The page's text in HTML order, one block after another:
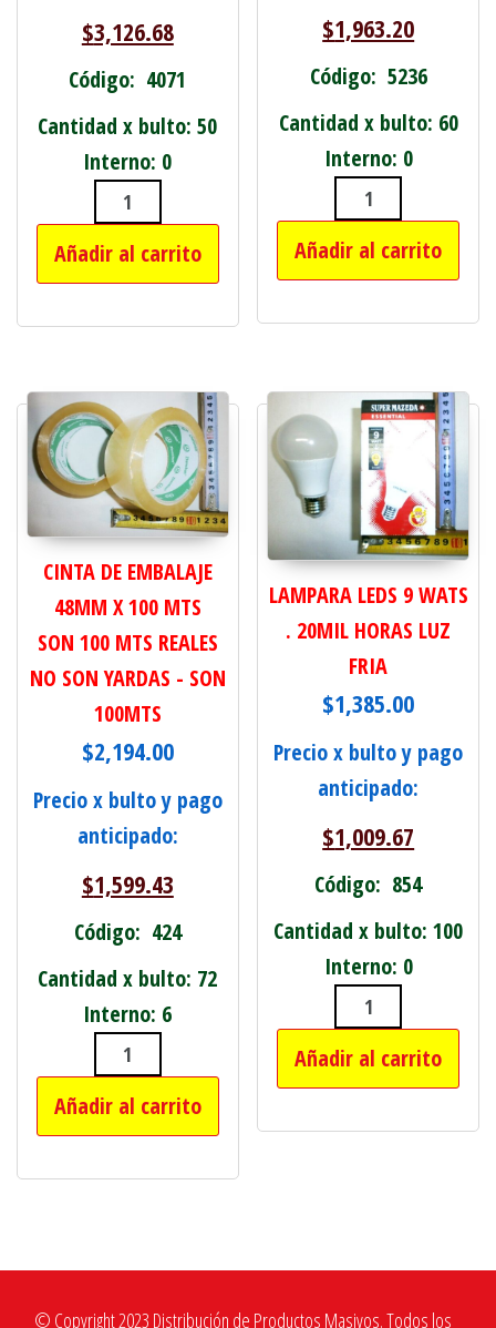
$3,126.68
Código: 4071
Cantidad x bulto: 50
Interno: 0
CUCHILLA ACERO P/ MAQUINA
Añadir al carrito
$1,963.20
Código: 5236
Cantidad x bulto: 60
Interno: 0
CEPILLO
Añadir al carrito
CINTA DE EMBALAJE
48MM X 100 MTS
SON 100 MTS REALES
NO SON YARDAS - SON
100MTS
$2,194.00
Precio x bulto y pago
anticipado:
$1,599.43
Código: 424
Cantidad x bulto: 72
Interno: 6
CINTA DE EMBALAJE 48MM X 100
Añadir al carrito
LAMPARA LEDS 9 WATS
. 20MIL HORAS LUZ
FRIA
$1,385.00
Precio x bulto y pago
anticipado:
$1,009.67
Código: 854
Cantidad x bulto: 100
Interno: 0
LAMPARA
Añadir al carrito
© Copyright 2023 Distribución de Productos Masivos. Todos los